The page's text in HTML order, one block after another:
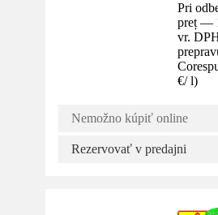
Pri
preț —
vr.
€/ l)
Nemožno kúpiť online
Rezervovať v predajni